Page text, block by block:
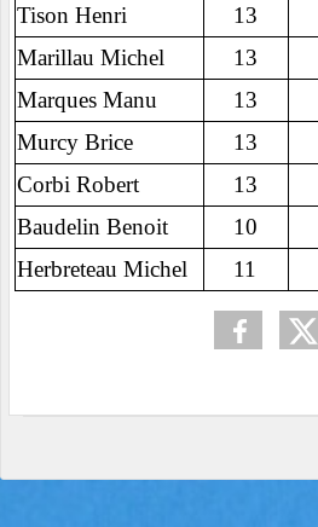
Tison Henri 13
Marillau Michel
13
Marques Manu
13
Murcy Brice
13
Corbi Robert
13
Baudelin Benoit
10
Herbreteau Michel
11